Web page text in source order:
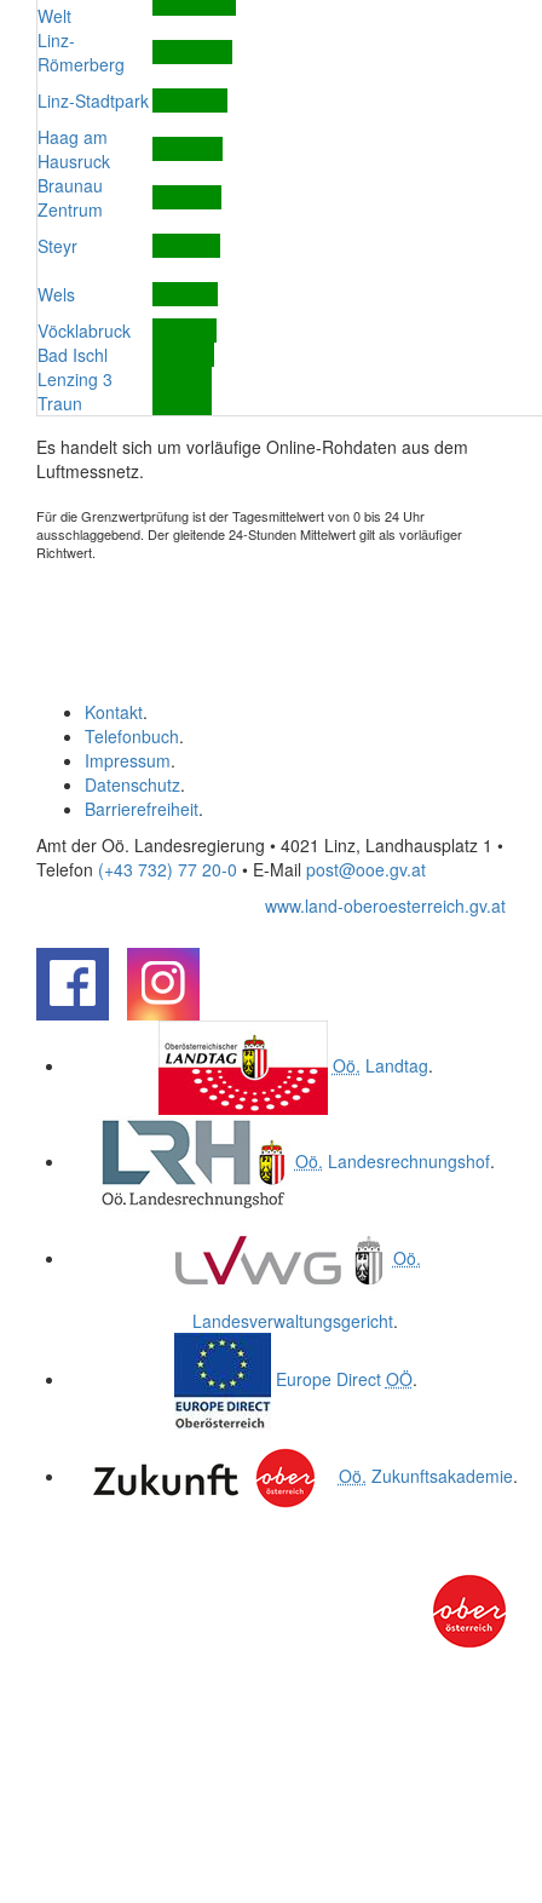
Welt
Linz-
Römerberg
Linz-Stadtpark
Haag am
Hausruck
Braunau
Zentrum
Steyr
Wels
Vöcklabruck
Bad Ischl
Lenzing 3
Traun
Es handelt sich um vorläufige Online-Rohdaten aus dem
Luftmessnetz.
Für die Grenzwertprüfung ist der Tagesmittelwert von 0 bis 24 Uhr
ausschlaggebend. Der gleitende 24-Stunden Mittelwert gilt als vorläufiger
Richtwert.
Kontakt.
Telefonbuch.
Impressum.
Datenschutz.
Barrierefreiheit.
Amt der Oö. Landesregierung • 4021 Linz, Landhausplatz 1 •
Telefon (+43 732) 77 20-0 • E-Mail post@ooe.gv.at
www.land-oberoesterreich.gv.at
Oö. Landtag.
Oö. Landesrechnungshof.
Oö.
Landesverwaltungsgericht.
Europe Direct OÖ.
Oö. Zukunftsakademie.